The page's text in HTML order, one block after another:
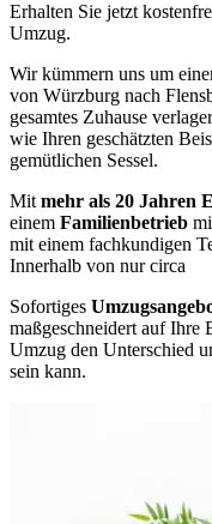
Erhalten Sie jetzt
Umzug.
Wir kümmern uns um
von Würzburg nach
gesamtes Zuhause
wie Ihren geschätzten
gemütlichen Sessel.
Mit mehr als 20 Jahren
einem Familienbetrieb
mit einem fachkundigen
Innerhalb von nur circa
Sofortiges
maßgeschneidert auf Ihre
Umzug den Unterschied
sein kann.